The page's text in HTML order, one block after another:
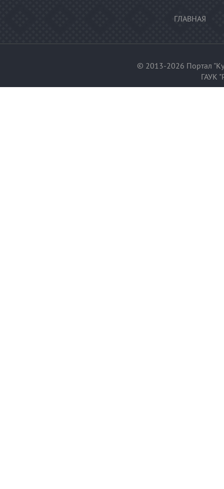
ГЛАВНАЯ
© 2013-2026 Портал
ГАУК